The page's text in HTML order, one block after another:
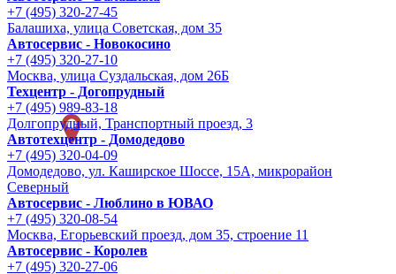
+7 (495) 320-27-45
Балашиха, улица Советская, дом 35
Автосервис - Новокосино
+7 (495) 320-27-10
Москва, улица Суздальская, дом 26Б
Техцентр - Догопрудный
+7 (495) 989-83-18
Долгопрудный, Транспортный проезд, 3
Автотехцентр - Домодедово
+7 (495) 320-04-09
Домодедово, ул. Каширское Шоссе, 15А, микрорайон
Северный
Автосервис - Люблино в ЮВАО
+7 (495) 320-08-54
Москва, Егорьевский проезд, дом 35, строение 11
Автосервис - Королев
+7 (495) 320-27-06